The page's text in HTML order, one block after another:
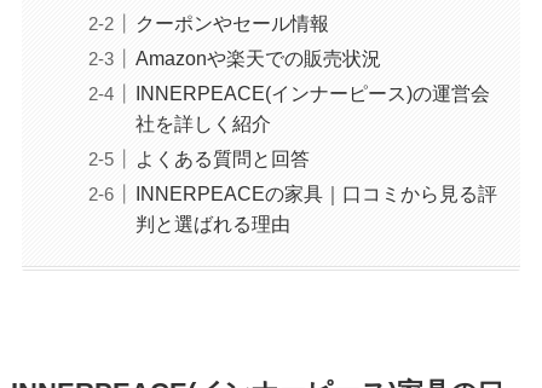
クーポンやセール情報
Amazonや楽天での販売状況
INNERPEACE(インナーピース)の運営会
社を詳しく紹介
よくある質問と回答
INNERPEACEの家具｜口コミから見る評
判と選ばれる理由